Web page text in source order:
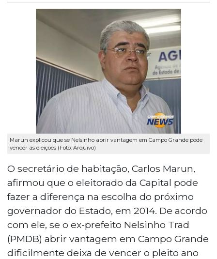
Marun explicou que se Nelsinho abrir vantagem em Campo Grande pode
vencer as eleições (Foto: Arquivo)
O secretário de habitação, Carlos Marun,
afirmou que o eleitorado da Capital pode
fazer a diferença na escolha do próximo
governador do Estado, em 2014. De acordo
com ele, se o ex-prefeito Nelsinho Trad
(PMDB) abrir vantagem em Campo Grande
dificilmente deixa de vencer o pleito ano